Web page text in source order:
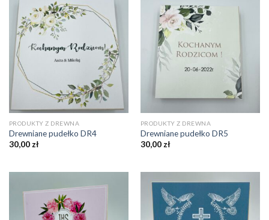
PRODUKTY Z DREWNA
Drewniane pudełko DR4
30,00zł
PRODUKTY Z DREWNA
Drewniane pudełko DR5
30,00zł